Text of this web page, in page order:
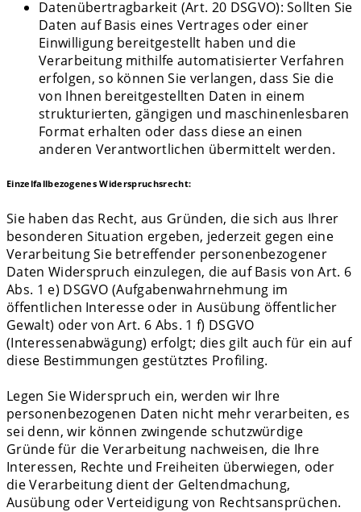
Datenübertragbarkeit (Art. 20 DSGVO): Sollten Sie
Daten auf Basis eines Vertrages oder einer
Einwilligung bereitgestellt haben und die
Verarbeitung mithilfe automatisierter Verfahren
erfolgen, so können Sie verlangen, dass Sie die
von Ihnen bereitgestellten Daten in einem
strukturierten, gängigen und maschinenlesbaren
Format erhalten oder dass diese an einen
anderen Verantwortlichen übermittelt werden.
Einzelfallbezogenes Widerspruchsrecht:
Sie haben das Recht, aus Gründen, die sich aus Ihrer
besonderen Situation ergeben, jederzeit gegen eine
Verarbeitung Sie betreffender personenbezogener
Daten Widerspruch einzulegen, die auf Basis von Art. 6
Abs. 1 e) DSGVO (Aufgabenwahrnehmung im
öffentlichen Interesse oder in Ausübung öffentlicher
Gewalt) oder von Art. 6 Abs. 1 f) DSGVO
(Interessenabwägung) erfolgt; dies gilt auch für ein auf
diese Bestimmungen gestütztes Profiling.
Legen Sie Widerspruch ein, werden wir Ihre
personenbezogenen Daten nicht mehr verarbeiten, es
sei denn, wir können zwingende schutzwürdige
Gründe für die Verarbeitung nachweisen, die Ihre
Interessen, Rechte und Freiheiten überwiegen, oder
die Verarbeitung dient der Geltendmachung,
Ausübung oder Verteidigung von Rechtsansprüchen.